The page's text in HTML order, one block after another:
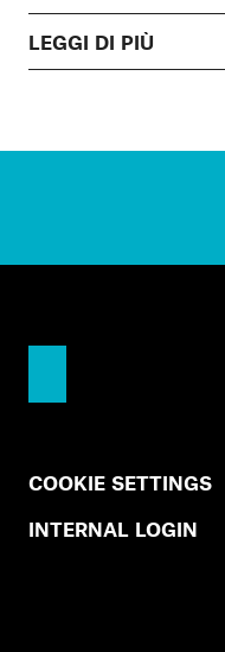
LEGGI DI PIÙ
COOKIE SETTINGS
INTERNAL LOGIN